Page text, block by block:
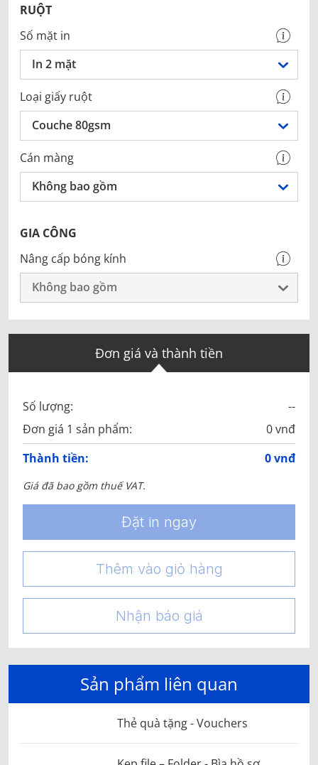
RUỘT
Số mặt in
In 2 mặt
Loại giấy ruột
Couche 80gsm
Cán màng
Không bao gồm
GIA CÔNG
Nâng cấp bóng kính
Không bao gồm
Đơn giá và thành tiền
Số lượng:
--
Đơn giá 1 sản phẩm:
0 vnđ
Thành tiền:
0 vnđ
Giá đã bao gồm thuế VAT.
Đặt in ngay
Thêm vào giỏ hàng
Nhận báo giá
Sản phẩm liên quan
Thẻ quà tặng - Vouchers